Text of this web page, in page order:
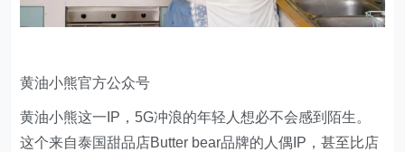
黄油小熊官方公众号
黄油小熊这一IP，5G冲浪的年轻人想必不会感到陌生。
这个来自泰国甜品店Butter bear品牌的人偶IP，甚至比店